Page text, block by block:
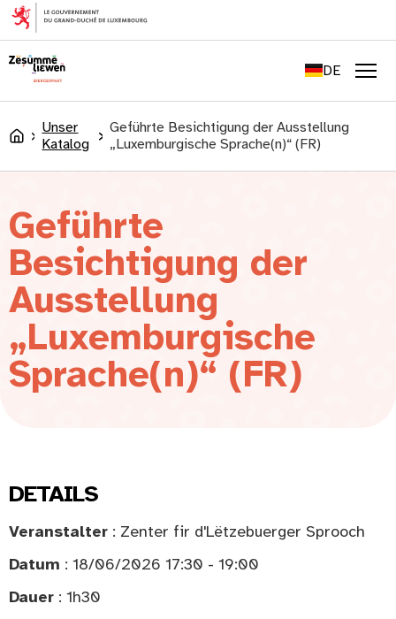
springen
DE
LU
Accueil
Unser
Katalog
Geführte Besichtigung der Ausstellung
„Luxemburgische Sprache(n)“ (FR)
Geführte
Besichtigung der
Ausstellung
„Luxemburgische
Sprache(n)“ (FR)
DETAILS
Veranstalter : Zenter fir d'Lëtzebuerger Sprooch
Datum : 18/06/2026 17:30 - 19:00
Dauer : 1h30